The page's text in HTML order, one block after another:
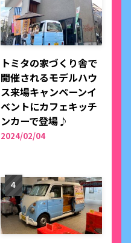
トミタの家づくり舎で
開催されるモデルハウ
ス来場キャンペーンイ
ベントにカフェキッチ
ンカーで登場♪
2024/02/04